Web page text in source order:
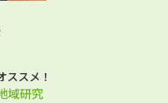
スメ！
域研究